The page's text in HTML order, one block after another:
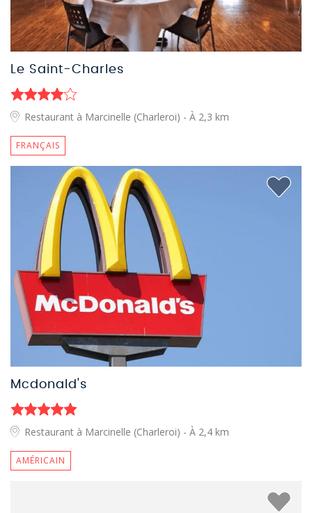
Le Saint-Charles
Restaurant à Marcinelle (Charleroi) - À 2,3 km
FRANÇAIS
Mcdonald's
Restaurant à Marcinelle (Charleroi) - À 2,4 km
AMÉRICAIN